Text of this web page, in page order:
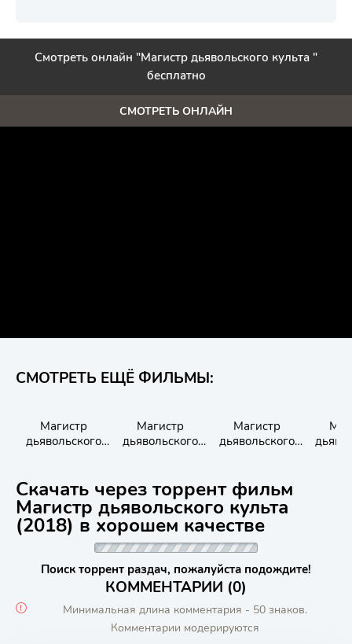
Смотреть онлайн "Магистр дьявольского культа "
бесплатно
СМОТРЕТЬ ОНЛАЙН
СМОТРЕТЬ ЕЩЁ ФИЛЬМЫ:
Магистр
дьявольского
Магистр
дьявольского
Магистр
дьявольского
Скачать через торрент фильм
Магистр дьявольского культа
(2018) в хорошем качестве
Поиск торрент раздач, пожалуйста подождите!
КОММЕНТАРИИ (0)
Минимальная длина комментария - 50 знаков.
Комментарии модерируются